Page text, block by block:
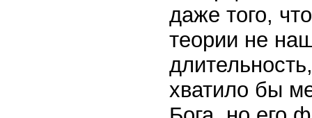
даже того,
теории не
хватило бы